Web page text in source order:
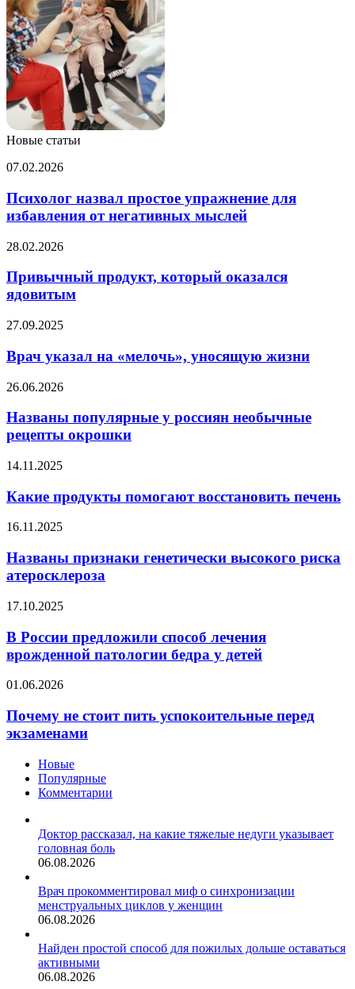
Новые статьи
Психолог
простое
упражнение
для
от
мыслей
07.02.2026
Психолог назвал простое упражнение для
избавления от негативных мыслей
Привычный
который
оказался
ядовитым
28.02.2026
Привычный продукт, который оказался
ядовитым
Врач
на
«мелочь»,
уносящую
жизни
27.09.2025
Врач указал на «мелочь», уносящую жизни
Названы
у
необычные
окрошки
26.06.2026
Названы популярные у россиян необычные
рецепты окрошки
Какие
помогают
восстановить
печень
14.11.2025
Какие продукты помогают восстановить печень
Названы
генетически
высокого
риска
16.11.2025
Названы признаки генетически высокого риска
атеросклероза
В
предложили
способ
лечения
патологии
у
детей
17.10.2025
В России предложили способ лечения
врожденной патологии бедра у детей
Почему
стоит
пить
успокоительные
экзаменами
01.06.2026
Почему не стоит пить успокоительные перед
экзаменами
Новые
Популярные
Комментарии
Доктор рассказал, на какие тяжелые недуги указывает
головная боль
06.08.2026
Врач прокомментировал миф о синхронизации
менструальных циклов у женщин
06.08.2026
Найден простой способ для пожилых дольше оставаться
активными
06.08.2026